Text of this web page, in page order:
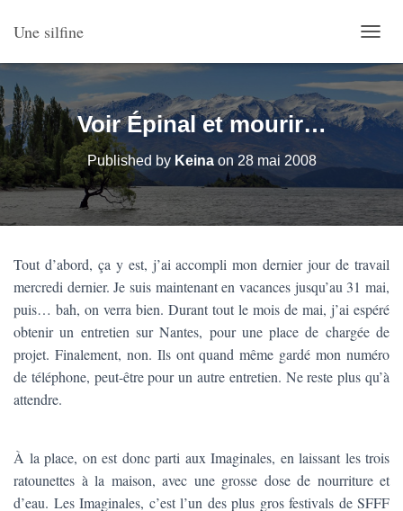
Une silfine
U
V
R
I
R
M
L
A
A
V
I
A
N
Voir Épinal et mourir…
Published by Keinaon 28 mai 2008
Tout d’abord, ça y est, j’ai accompli mon dernier jour de travail
mercredi dernier. Je suis maintenant en vacances jusqu’au 31 mai,
puis… bah, on verra bien. Durant tout le mois de mai, j’ai espéré
obtenir un entretien sur Nantes, pour une place de chargée de
projet. Finalement, non. Ils ont quand même gardé mon numéro
de téléphone, peut-être pour un autre entretien. Ne reste plus qu’à
attendre.
À la place, on est donc parti aux Imaginales, en laissant les trois
ratounettes à la maison, avec une grosse dose de nourriture et
d’eau. Les Imaginales, c’est l’un des plus gros festivals de SFFF